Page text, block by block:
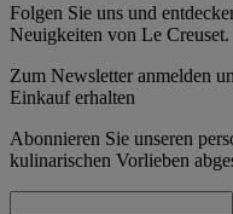
Folgen Sie uns und
Neuigkeiten von Le Creuset.
Zum Newsletter anmelden
Einkauf erhalten
Abonnieren Sie unseren
kulinarischen Vorlieben